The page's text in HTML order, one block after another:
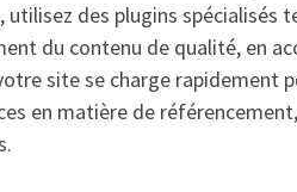
utilisez des plugins
du contenu de qualité, en
site se charge rapidement
en matière de